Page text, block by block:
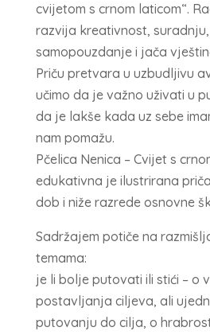
cvijetom s crnom laticom“.
razvija kreativnost,
samopouzdanje i jača
Priču pretvara u uzbudljivu
učimo da je važno uživati u
da je lakše kada uz sebe
nam pomažu.
Pčelica Nenica – Cvijet s
edukativna je ilustrirana
dob i niže razrede osnovne
Sadržajem potiče na
temama:
je li bolje putovati ili stići – o
postavljanja ciljeva, ali
putovanju do cilja, o